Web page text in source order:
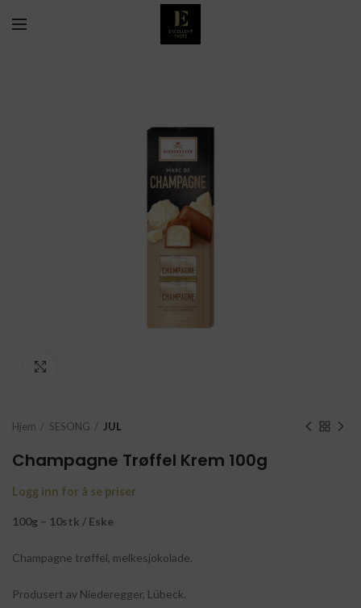
Hjem SESONG JUL
Champagne Trøffel Krem 100g
Logg inn for å se priser
100g – 10stk / Eske
Champagne trøffel, melkesjokolade.
Produsert av Niederegger, Lübeck.